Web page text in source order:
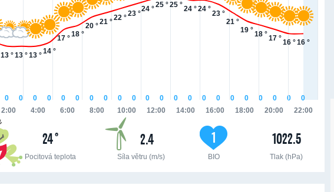
13 °13 °13 °
14 °
17 °
18 °
20 °
21 °
22 °
23 °
24 °
25 °25 °
24 °24 °
23 °
21 °
19 °
18 °
17 °
16 °16 °
2:00 4:00 6:00 8:00 10:00 12:00 14:00 16:00 18:00 20:00 22:00
0 0 0 0 0 0 0 0 0 0 0 0 0 0 0 0 0 0 0 0 0 0
24 °
Pocitová teplota
2.4
Síla větru (m/s)
1
BIO
1022.5
Tlak (hPa)